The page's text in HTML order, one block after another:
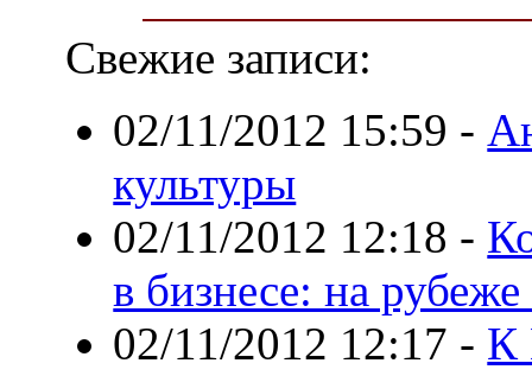
Свежие записи:
02/11/2012 15:59 -
культуры
02/11/2012 12:18 -
в бизнесе: на
02/11/2012 12:17 - К